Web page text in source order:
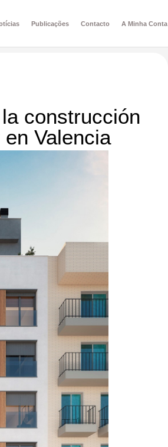
Publicações Contacto A Minha Conta
construcción
Valencia